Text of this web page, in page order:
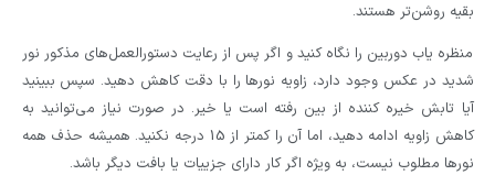
بقیه روشن‌تر هستند.
منظره یاب دوربین را نگاه کنید و اگر پس از رعایت دستورالعمل‌های مذکور نور
شدید در عکس وجود دارد، زاویه نورها را با دقت کاهش دهید. سپس ببینید
آیا تابش خیره کننده از بین رفته است یا خیر. در صورت نیاز می‌توانید به
کاهش زاویه ادامه دهید، اما آن را کمتر از 15 درجه نکنید. همیشه حذف همه
نورها مطلوب نیست، به ویژه اگر کار دارای جزییات یا بافت دیگر باشد.